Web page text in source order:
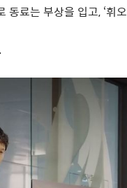
동료는 부상을 입고, ‘휘오
.